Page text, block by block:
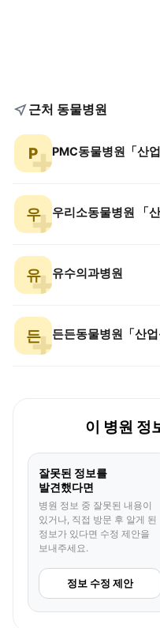
근처 동물병원
P PMC동물병원「산
우 우리소동물병원 「
유 유수의과병원
든 든든동물병원「산업
이 병원 정
잘못된 정보를
발견했다면
병원 정보 중 잘못된 내용이
있거나, 직접 방문 후 알게 된
정보가 있다면 수정 제안을
보내주세요.
정보 수정 제안